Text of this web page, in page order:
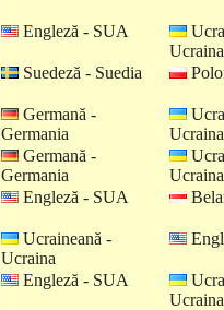
Engleză - SUA
Ucraina
Suedeză - Suedia
Germană -
Germania
Ucraina
Germană -
Germania
Ucraina
Engleză - SUA
Ucraineană -
Ucraina
Engleză - SUA
Ucraina